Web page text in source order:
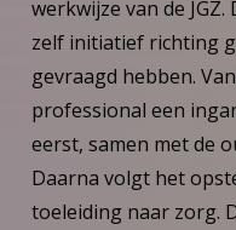
werkwijze van de
zelf initiatief richting
gevraagd hebben.
professional een
eerst, samen met de
Daarna volgt het
toeleiding naar zorg.